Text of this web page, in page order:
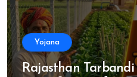
Yojana
Rajasthan Tarbandi